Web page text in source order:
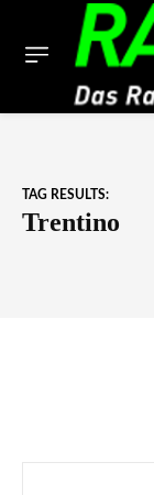
TAG RESULTS:
Trentino